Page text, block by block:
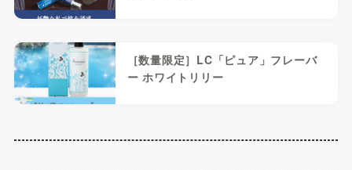
［数量限定］LC「ピュア」フレーバ
ー ホワイトリリー